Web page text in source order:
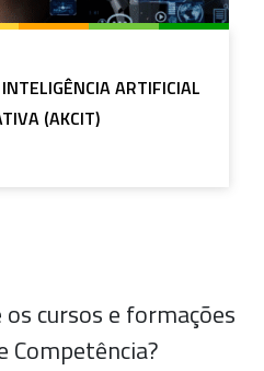
ARTIFICIAL
(AKCIT)
cursos e formações
Competência?